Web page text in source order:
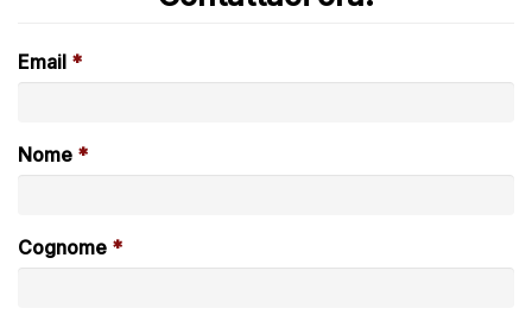
Email
Nome
Cognome